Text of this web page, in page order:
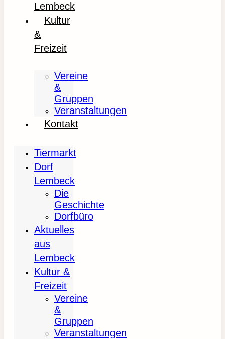
Lembeck
Kultur
&
Freizeit
Vereine
&
Gruppen
Veranstaltungen
Kontakt
Tiermarkt
Dorf
Lembeck
Die
Geschichte
Dorfbüro
Aktuelles
aus
Lembeck
Kultur &
Freizeit
Vereine
&
Gruppen
Veranstaltungen